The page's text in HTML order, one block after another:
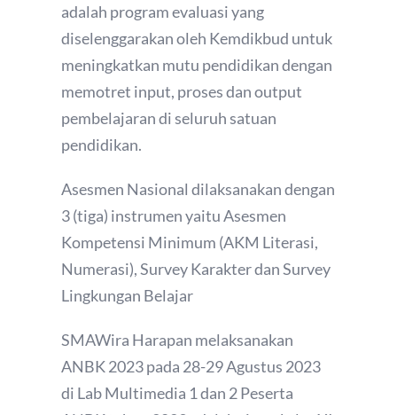
adalah program evaluasi yang
diselenggarakan oleh Kemdikbud untuk
meningkatkan mutu pendidikan dengan
memotret input, proses dan output
pembelajaran di seluruh satuan
pendidikan.
Asesmen Nasional dilaksanakan dengan
3 (tiga) instrumen yaitu Asesmen
Kompetensi Minimum (AKM Literasi,
Numerasi), Survey Karakter dan Survey
Lingkungan Belajar
SMAWira Harapan melaksanakan
ANBK 2023 pada 28-29 Agustus 2023
di Lab Multimedia 1 dan 2 Peserta